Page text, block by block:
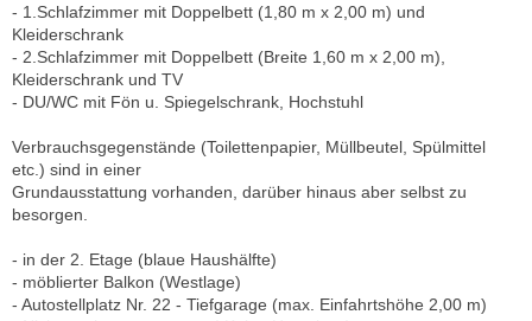
- 1.Schlafzimmer mit Doppelbett (1,80 m x 2,00 m) und
Kleiderschrank
- 2.Schlafzimmer mit Doppelbett (Breite 1,60 m x 2,00 m),
Kleiderschrank und TV
- DU/WC mit Fön u. Spiegelschrank, Hochstuhl
Verbrauchsgegenstände (Toilettenpapier, Müllbeutel, Spülmittel
etc.) sind in einer
Grundausstattung vorhanden, darüber hinaus aber selbst zu
besorgen.
- in der 2. Etage (blaue Haushälfte)
- möblierter Balkon (Westlage)
- Autostellplatz Nr. 22 - Tiefgarage (max. Einfahrtshöhe 2,00 m)